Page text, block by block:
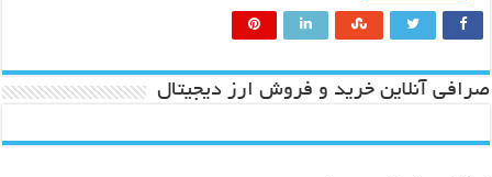
صرافی آنلاین خرید و فروش ارز دیجیتال